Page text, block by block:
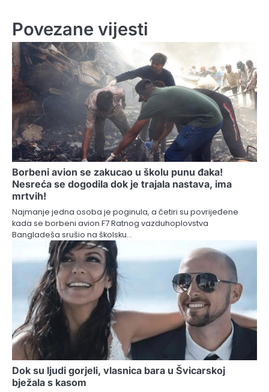
Povezane vijesti
Borbeni avion se zakucao u školu punu đaka!
Nesreća se dogodila dok je trajala nastava, ima
mrtvih!
Najmanje jedna osoba je poginula, a četiri su povrijeđene
kada se borbeni avion F7 Ratnog vazduhoplovstva
Bangladeša srušio na školsku…
Dok su ljudi gorjeli, vlasnica bara u Švicarskoj
bježala s kasom